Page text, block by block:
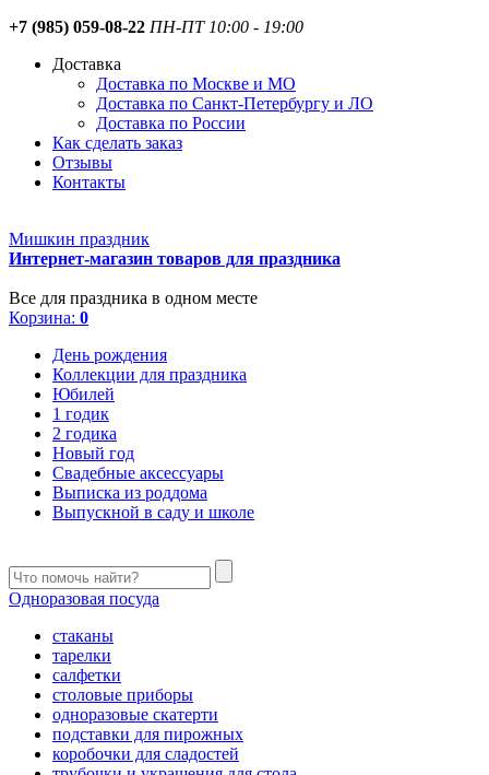
+7 (985) 059-08-22 ПН-ПТ 10:00 - 19:00
Доставка
Доставка по Москве и МО
Доставка по Санкт-Петербургу и ЛО
Доставка по России
Как сделать заказ
Отзывы
Контакты
Мишкин праздник
Интернет-магазин товаров для праздника
Все для праздника в одном месте
Корзина: 0
День рождения
Коллекции для праздника
Юбилей
1 годик
2 годика
Новый год
Свадебные аксессуары
Выписка из роддома
Выпускной в саду и школе
Одноразовая посуда
стаканы
тарелки
салфетки
столовые приборы
одноразовые скатерти
подставки для пирожных
коробочки для сладостей